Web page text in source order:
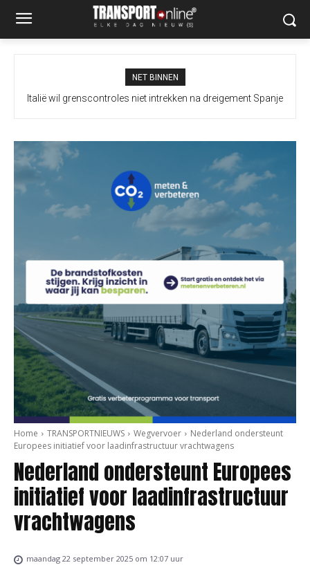
NET BINNEN
Italië wil grenscontroles niet intrekken na dreigement Spanje
Home TRANSPORTNIEUWS Wegvervoer
Nederland ondersteunt
Europees initiatief voor laadinfrastructuur vrachtwagens
Nederland ondersteunt Europees
initiatief voor laadinfrastructuur
vrachtwagens
maandag 22 september 2025 om 12:07 uur